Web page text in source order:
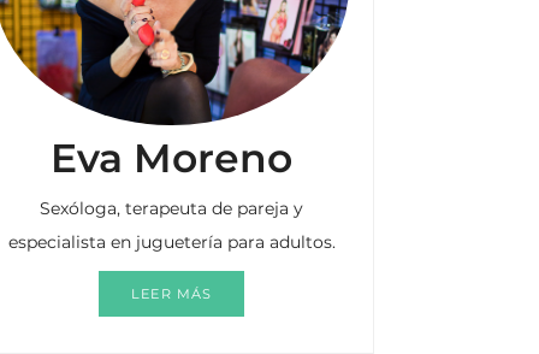
Eva Moreno
Sexóloga, terapeuta de pareja y
especialista en juguetería para adultos.
LEER MÁS